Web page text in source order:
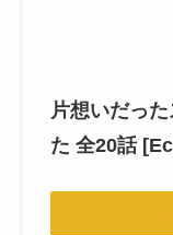
片想いだっ
た 全20話